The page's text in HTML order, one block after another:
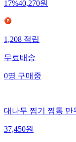
17%40,270원
1,208적립
무료배송
0명구매중
대나무 찜기 찜통 만
37,450원